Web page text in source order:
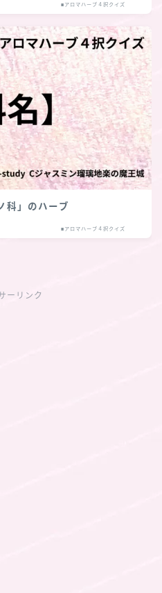
■アロマハーブ４択クイズ
科」のハーブ
■アロマハーブ４択クイズ
ーリンク